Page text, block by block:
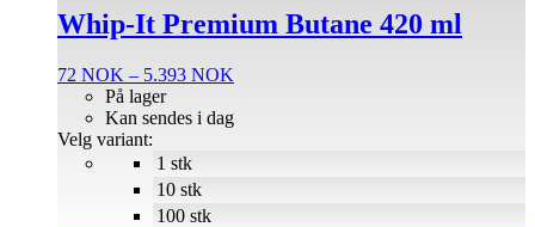
Whip-It Premium Butane 420 ml
72 NOK – 5.393 NOK
til
1 stk
10 stk
100 stk
På lager
Kan sendes i dag
Velg variant:
har
flere
Alternativene
velges
på
produktsiden